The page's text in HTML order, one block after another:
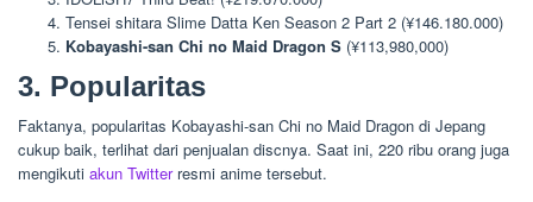
Tensei shitara Slime Datta Ken Season 2 Part 2 (¥146.180.000)
Kobayashi-san Chi no Maid Dragon S (¥113,980,000)
3. Popularitas
Faktanya, popularitas Kobayashi-san Chi no Maid Dragon di Jepang
cukup baik, terlihat dari penjualan discnya. Saat ini, 220 ribu orang juga
mengikuti akun Twitterresmi anime tersebut.